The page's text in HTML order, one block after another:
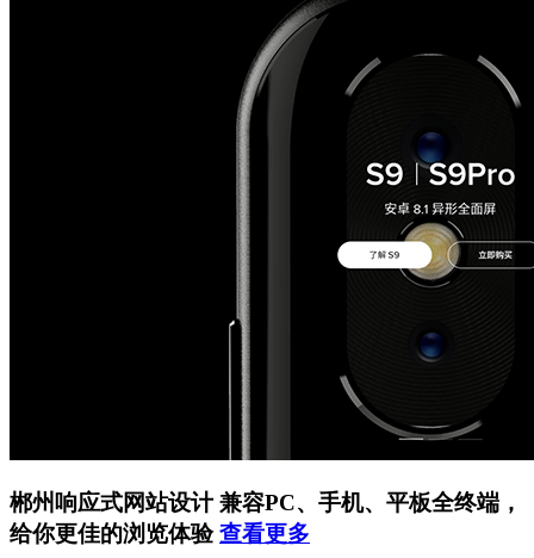
郴州响应式网站设计兼容PC、手机、平板全终端，
给你更佳的浏览体验查看更多